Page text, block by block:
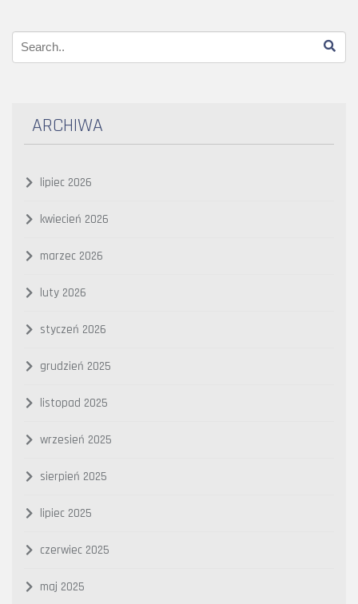
ARCHIWA
lipiec 2026
kwiecień 2026
marzec 2026
luty 2026
styczeń 2026
grudzień 2025
listopad 2025
wrzesień 2025
sierpień 2025
lipiec 2025
czerwiec 2025
maj 2025